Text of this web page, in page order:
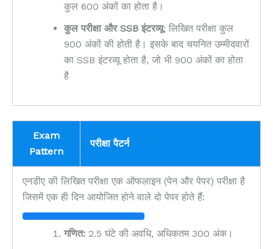
कुल 600 अंकों का होता है।
कुल परीक्षा और SSB इंटरव्यू: लिखित परीक्षा कुल
900 अंकों की होती है। इसके बाद चयनित उम्मीदवारों
का SSB इंटरव्यू होता है, जो भी 900 अंकों का होता
है
Exam
Pattern
परीक्षा पैटर्न
एनडीए की लिखित परीक्षा एक ऑफलाइन (पेन और पेपर) परीक्षा है
जिसमें एक ही दिन आयोजित होने वाले दो पेपर होते हैं:
गणित: 2.5 घंटे की अवधि, अधिकतम 300 अंक।